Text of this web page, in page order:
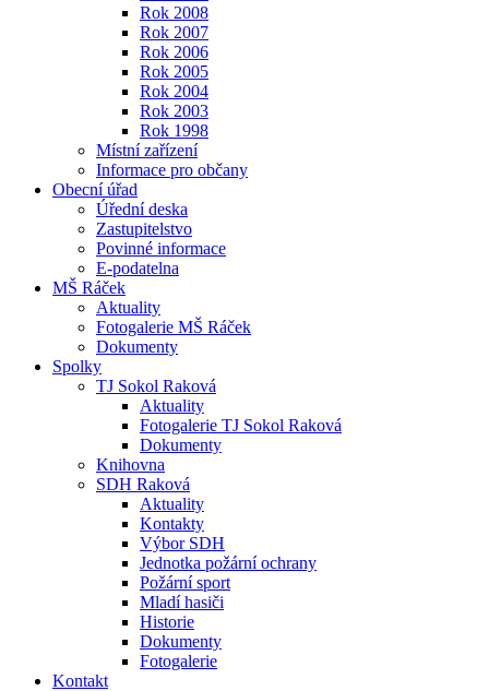
Rok 2008
Rok 2007
Rok 2006
Rok 2005
Rok 2004
Rok 2003
Rok 1998
Místní zařízení
Informace pro občany
Obecní úřad
Úřední deska
Zastupitelstvo
Povinné informace
E-podatelna
MŠ Ráček
Aktuality
Fotogalerie MŠ Ráček
Dokumenty
Spolky
TJ Sokol Raková
Aktuality
Fotogalerie TJ Sokol Raková
Dokumenty
Knihovna
SDH Raková
Aktuality
Kontakty
Výbor SDH
Jednotka požární ochrany
Požární sport
Mladí hasiči
Historie
Dokumenty
Fotogalerie
Kontakt